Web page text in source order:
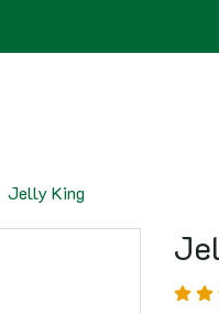
Jelly King